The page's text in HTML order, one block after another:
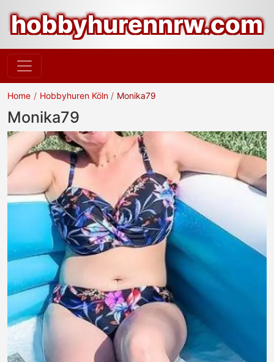
hobbyhurennrw.com
Home Hobbyhuren Köln Monika79
Monika79